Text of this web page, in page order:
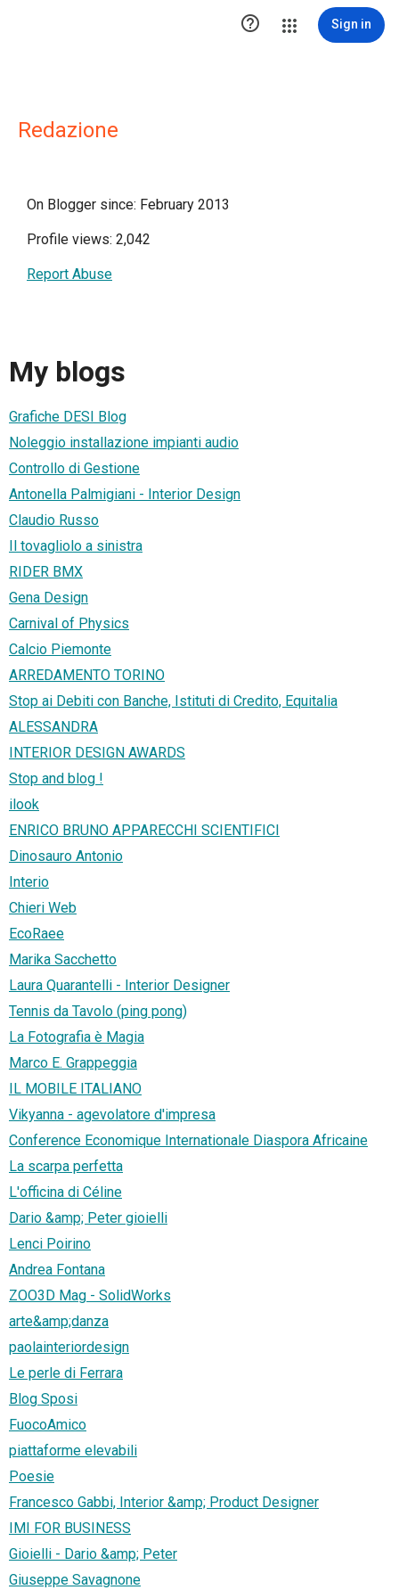
 Sign in
Redazione
On Blogger since: February 2013
Profile views: 2,042
Report Abuse
My blogs
Grafiche DESI Blog
Noleggio installazione impianti audio
Controllo di Gestione
Antonella Palmigiani - Interior Design
Claudio Russo
Il tovagliolo a sinistra
RIDER BMX
Gena Design
Carnival of Physics
Calcio Piemonte
ARREDAMENTO TORINO
Stop ai Debiti con Banche, Istituti di Credito, Equitalia
ALESSANDRA
INTERIOR DESIGN AWARDS
Stop and blog !
ilook
ENRICO BRUNO APPARECCHI SCIENTIFICI
Dinosauro Antonio
Interio
Chieri Web
EcoRaee
Marika Sacchetto
Laura Quarantelli - Interior Designer
Tennis da Tavolo (ping pong)
La Fotografia è Magia
Marco E. Grappeggia
IL MOBILE ITALIANO
Vikyanna - agevolatore d'impresa
Conference Economique Internationale Diaspora Africaine
La scarpa perfetta
L'officina di Céline
Dario &amp; Peter gioielli
Lenci Poirino
Andrea Fontana
ZOO3D Mag - SolidWorks
arte&amp;danza
paolainteriordesign
Le perle di Ferrara
Blog Sposi
FuocoAmico
piattaforme elevabili
Poesie
Francesco Gabbi, Interior &amp; Product Designer
IMI FOR BUSINESS
Gioielli - Dario &amp; Peter
Giuseppe Savagnone